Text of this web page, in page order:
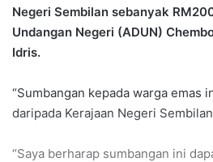
Negeri Sembilan sebanyak
Undangan Negeri (ADUN)
Idris.
“Sumbangan kepada warga emas
daripada Kerajaan Negeri
“Saya berharap sumbangan ini